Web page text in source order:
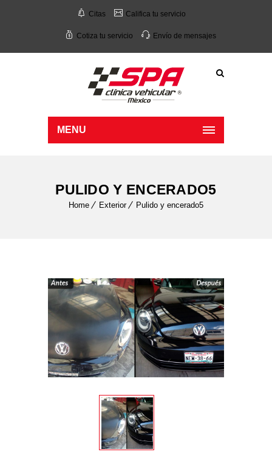
Citas Califica tu servicio
Cotiza tu servicio Envío de mensajes
MENU
PULIDO Y ENCERADO5
Home Exterior Pulido y encerado5